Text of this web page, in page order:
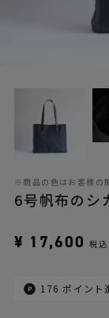
※商品の色はお客様の
6号帆布のシ
¥ 17,600 税込
176 ポイント